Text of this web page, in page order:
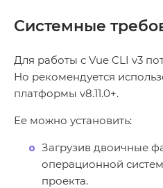
Системные
Для работы с Vue CLI v3
Но рекомендуется
платформы v8.11.0+.
Ее можно установить:
Загрузив двоичные
операционной
проекта.